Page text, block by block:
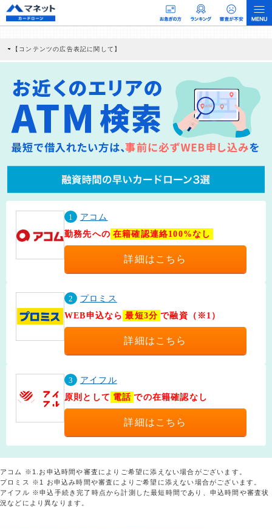
【コンテンツの広告表記に関して】
社に対して企業から紹介報酬が支払われるという収益モデルです。 ただし、特定の
商品を根拠なくPRするものではなく、当編集部の調査／ユーザーへの口コミ収集な
どに基づき、公平性を担保した情報提供を行っています。
>提携企業一覧
1
アコム
勤務先への 在籍確認連絡100%なし
詳細はこちら
2
プロミス
WEB申込なら 最短3分 で融資（※1）
詳細はこちら
3
アイフル
原則として 電話 での在籍確認なし
詳細はこちら
アコム ※1.お申込時間や審査によりご希望に添えない場合がございます。
プロミス ※1 お申込み時間や審査によりご希望に添えない場合がございます。
アイフル ※申込手続き完了時点から計測した最短時間であり、申込時間や審査状
況などにより異なります。